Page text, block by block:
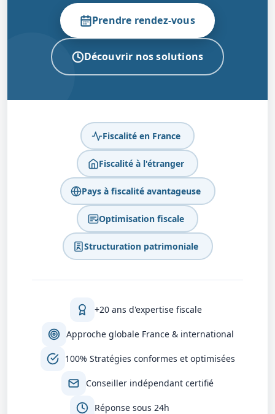
Prendre rendez-vous
Découvrir nos solutions
Fiscalité en France
Fiscalité à l'étranger
Pays à fiscalité avantageuse
Optimisation fiscale
Structuration patrimoniale
+20 ans d'expertise fiscale
Approche globale France & international
100% Stratégies conformes et optimisées
Conseiller indépendant certifié
Réponse sous 24h